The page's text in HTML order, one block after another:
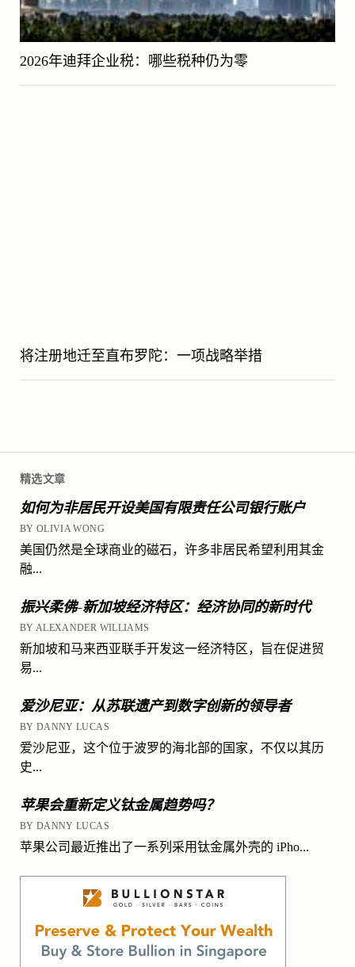
精选文章
如何为非居民开设美国有限责任公司银行账户
BY OLIVIA WONG
美国仍然是全球商业的磁石，许多非居民希望利用其金
融...
振兴柔佛-新加坡经济特区：经济协同的新时代
BY ALEXANDER WILLIAMS
新加坡和马来西亚联手开发这一经济特区，旨在促进贸
易...
爱沙尼亚：从苏联遗产到数字创新的领导者
BY DANNY LUCAS
爱沙尼亚，这个位于波罗的海北部的国家，不仅以其历
史...
苹果会重新定义钛金属趋势吗？
BY DANNY LUCAS
苹果公司最近推出了一系列采用钛金属外壳的 iPho...
2026年迪拜企业税：哪些税种仍为零
将注册地迁至直布罗陀：一项战略举措